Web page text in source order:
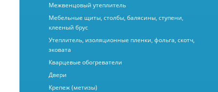
Межвенцовый утеплитель
Мебельные щиты, столбы, балясины, ступени,
клееный брус
Утеплитель, изоляционные пленки, фольга, скотч,
эковата
Кварцевые обогреватели
Двери
Крепеж (метизы)